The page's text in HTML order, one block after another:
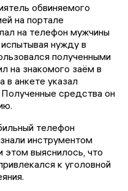
обвиняемого
на портале
на телефон мужчины
нужду в
полученными
на знакомого заём в
в анкете указал
Полученные средства он
телефон
инструментом
этом выяснилось, что
к уголовной